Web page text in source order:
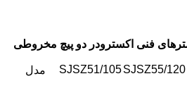
مدل SJSZ51/105SJSZ55/120